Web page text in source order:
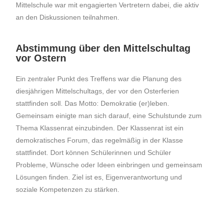
Mittelschule war mit engagierten Vertretern dabei, die aktiv
an den Diskussionen teilnahmen.
Abstimmung über den Mittelschultag
vor Ostern
Ein zentraler Punkt des Treffens war die Planung des
diesjährigen Mittelschultags, der vor den Osterferien
stattfinden soll. Das Motto: Demokratie (er)leben.
Gemeinsam einigte man sich darauf, eine Schulstunde zum
Thema Klassenrat einzubinden. Der Klassenrat ist ein
demokratisches Forum, das regelmäßig in der Klasse
stattfindet. Dort können Schülerinnen und Schüler
Probleme, Wünsche oder Ideen einbringen und gemeinsam
Lösungen finden. Ziel ist es, Eigenverantwortung und
soziale Kompetenzen zu stärken.